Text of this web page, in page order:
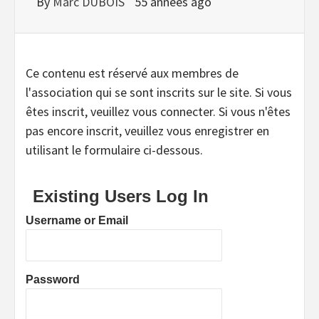
Ce contenu est réservé aux membres de
l'association qui se sont inscrits sur le site. Si vous
êtes inscrit, veuillez vous connecter. Si vous n'êtes
pas encore inscrit, veuillez vous enregistrer en
utilisant le formulaire ci-dessous.
Existing Users Log In
Username or Email
Password